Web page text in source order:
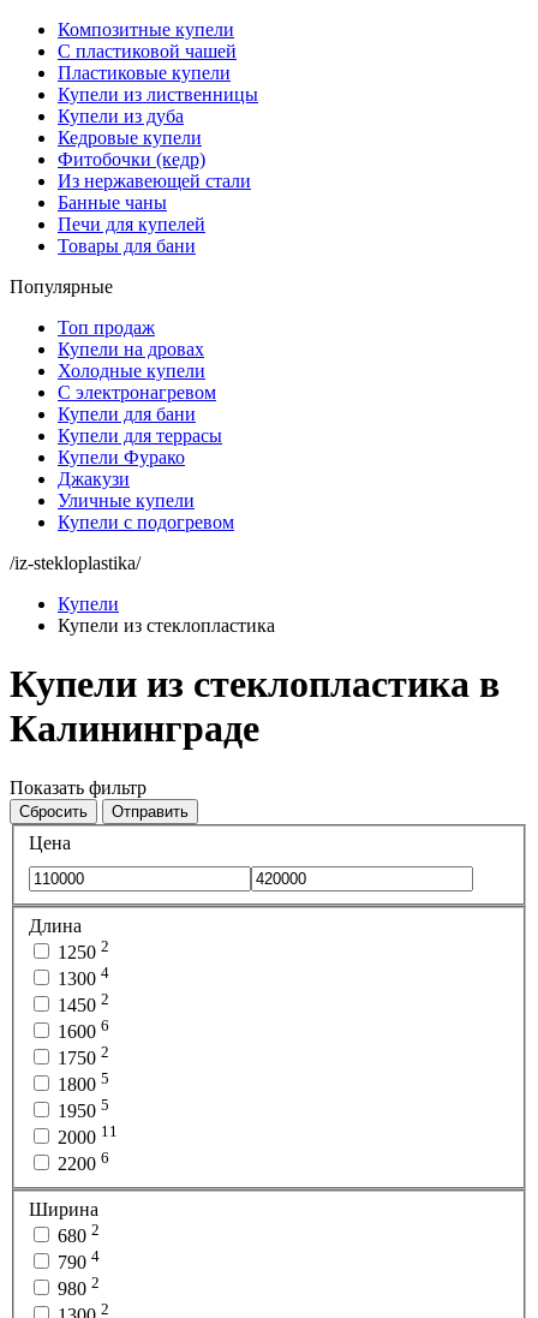
Композитные купели
С пластиковой чашей
Пластиковые купели
Купели из лиственницы
Купели из дуба
Кедровые купели
Фитобочки (кедр)
Из нержавеющей стали
Банные чаны
Печи для купелей
Товары для бани
Популярные
Топ продаж
Купели на дровах
Холодные купели
С электронагревом
Купели для бани
Купели для террасы
Купели Фурако
Джакузи
Уличные купели
Купели с подогревом
/iz-stekloplastika/
Купели
Купели из стеклопластика
Купели из стеклопластика в
Калининграде
Показать фильтр
Сбросить Отправить
Цена
Длина
1250 2
1300 4
1450 2
1600 6
1750 2
1800 5
1950 5
2000 11
2200 6
Ширина
680 2
790 4
980 2
2